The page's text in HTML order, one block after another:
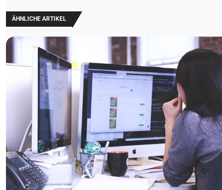
ÄHNLICHE ARTIKEL